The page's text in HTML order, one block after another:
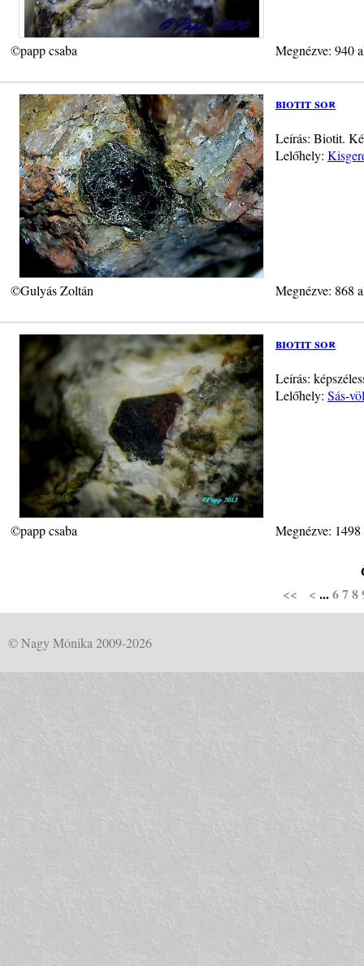
©papp csaba Megnézve: 940
biotit sor
Leírás: Biotit.
Lelőhely:
©Gulyás Zoltán Megnézve: 868
biotit sor
Leírás:
Lelőhely: Sás-
©papp csaba Megnézve:
<<
< ...678
© Nagy Mónika 2009-2026